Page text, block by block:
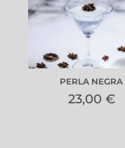
PERLA NEGRA
23,00 €